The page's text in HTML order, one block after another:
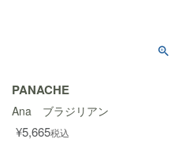
PANACHE
Ana ブラジリアン
¥5,665税込